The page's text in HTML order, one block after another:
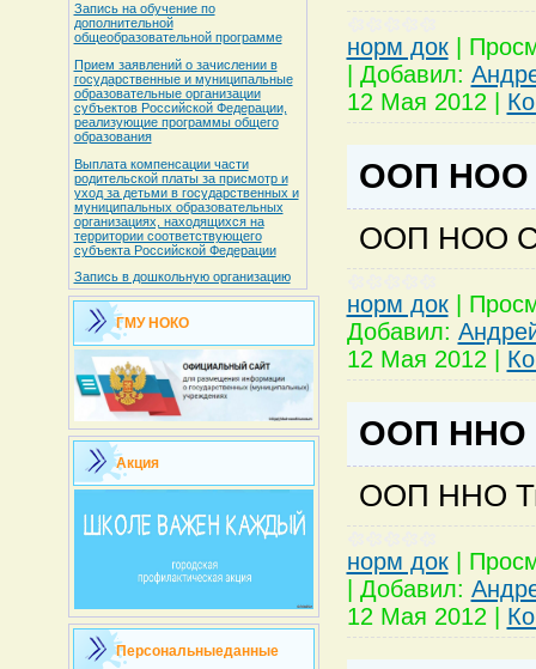
Запись на обучение по
дополнительной
общеобразовательной программе
Прием заявлений о зачислении в
государственные и муниципальные
образовательные организации
субъектов Российской Федерации,
реализующие программы общего
образования
Выплата компенсации части
родительской платы за присмотр и
уход за детьми в государственных и
муниципальных образовательных
организациях, находящихся на
территории соответствующего
субъекта Российской Федерации
Запись в дошкольную организацию
ГМУ НОКО
Акция
Персональныеданные
норм док|
Добавил:
12 Мая 2012
ООП НОО
ООП НОО
норм док|
Добавил:
12 Мая 2012
ООП ННО
ООП ННО
норм док|
Добавил:
12 Мая 2012